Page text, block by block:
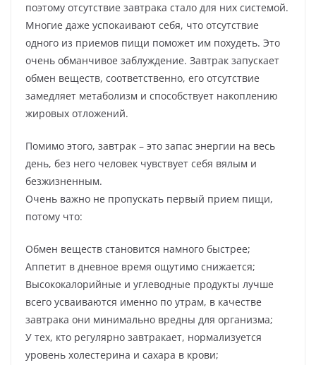
поэтому отсутствие завтрака стало для них системой.
Многие даже успокаивают себя, что отсутствие
одного из приемов пищи поможет им похудеть. Это
очень обманчивое заблуждение. Завтрак запускает
обмен веществ, соответственно, его отсутствие
замедляет метаболизм и способствует накоплению
жировых отложений.
Помимо этого, завтрак – это запас энергии на весь
день, без него человек чувствует себя вялым и
безжизненным.
Очень важно не пропускать первый прием пищи,
потому что:
Обмен веществ становится намного быстрее;
Аппетит в дневное время ощутимо снижается;
Высококалорийные и углеводные продукты лучше
всего усваиваются именно по утрам, в качестве
завтрака они минимально вредны для организма;
У тех, кто регулярно завтракает, нормализуется
уровень холестерина и сахара в крови;